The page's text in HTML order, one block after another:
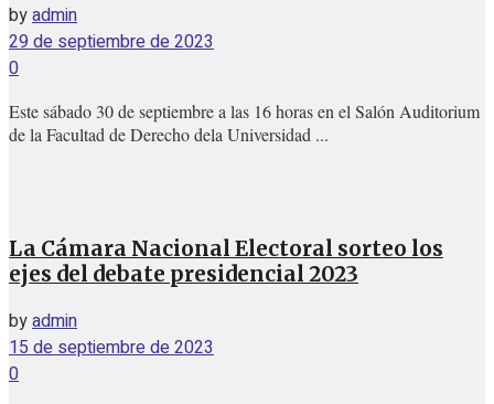
byadmin
29 de septiembre de 2023
0
Este sábado 30 de septiembre a las 16 horas en el Salón Auditorium
de la Facultad de Derecho dela Universidad ...
La Cámara Nacional Electoral sorteo los
ejes del debate presidencial 2023
byadmin
15 de septiembre de 2023
0